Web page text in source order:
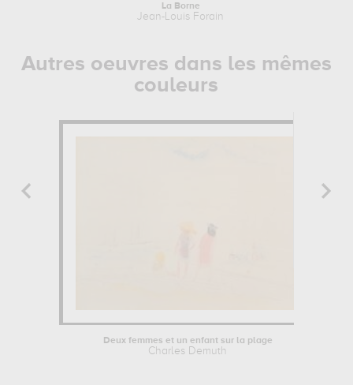
La Borne
Jean-Louis Forain
Autres oeuvres dans les mêmes
couleurs
Deux femmes et un enfant sur la plage
Charles Demuth